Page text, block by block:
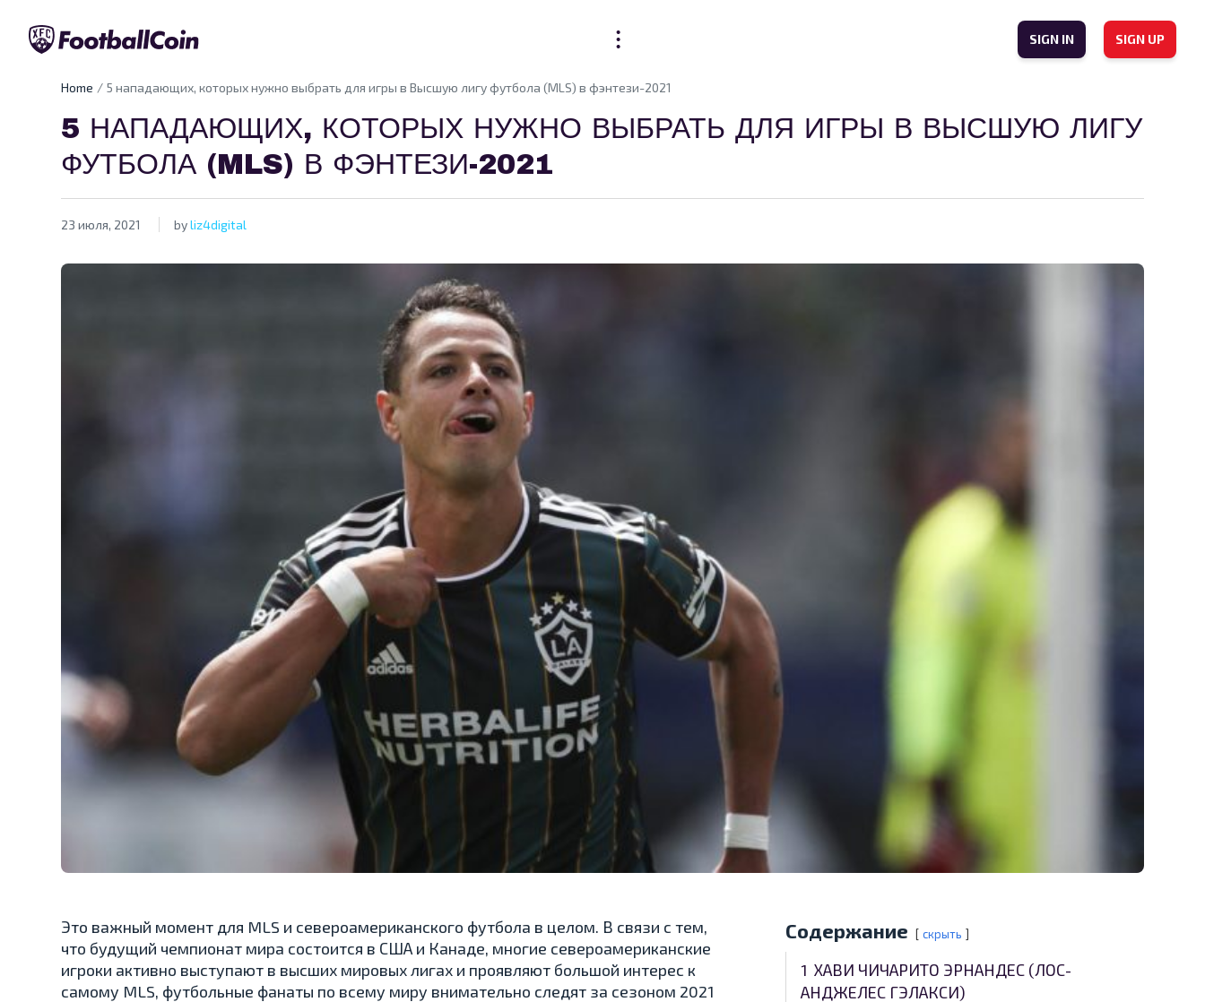
SIGN IN SIGN UP
Home 5 нападающих, которых нужно выбрать для игры в Высшую лигу футбола (MLS) в фэнтези-2021
5 НАПАДАЮЩИХ, КОТОРЫХ НУЖНО ВЫБРАТЬ ДЛЯ ИГРЫ В ВЫСШУЮ ЛИГУ
ФУТБОЛА (MLS) В ФЭНТЕЗИ-2021
23 июля, 2021 byliz4digital
Это важный момент для MLS и североамериканского футбола в целом. В связи с тем,
что будущий чемпионат мира состоится в США и Канаде, многие североамериканские
игроки активно выступают в высших мировых лигах и проявляют большой интерес к
самому MLS, футбольные фанаты по всему миру внимательно следят за сезоном 2021
Содержание скрыть
1 ХАВИ ЧИЧАРИТО ЭРНАНДЕС (ЛОС-
АНДЖЕЛЕС ГЭЛАКСИ)